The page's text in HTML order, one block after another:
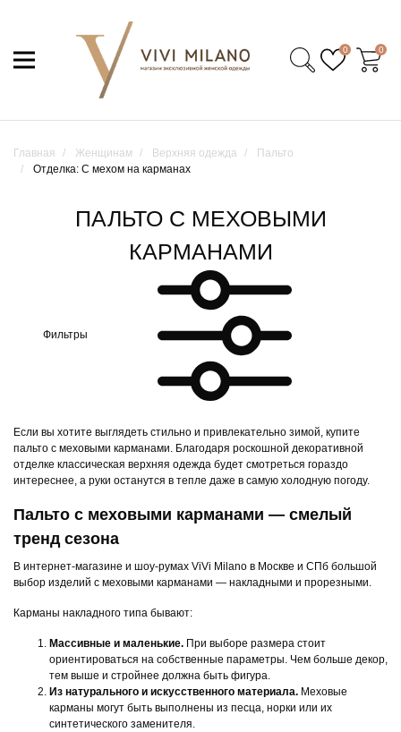
0 0
Главная Женщинам Верхняя одежда
Пальто
Отделка: С мехом на карманах
ПАЛЬТО С МЕХОВЫМИ
КАРМАНАМИ
Фильтры
Если вы хотите выглядеть стильно и привлекательно зимой, купите
пальто с меховыми карманами. Благодаря роскошной декоративной
отделке классическая верхняя одежда будет смотреться гораздо
интереснее, а руки останутся в тепле даже в самую холодную погоду.
Пальто с меховыми карманами — смелый
тренд сезона
В интернет-магазине и шоу-румах ViVi Milano в Москве и СПб большой
выбор изделий с меховыми карманами — накладными и прорезными.
Карманы накладного типа бывают:
Массивные и маленькие. При выборе размера стоит
ориентироваться на собственные параметры. Чем больше декор,
тем выше и стройнее должна быть фигура.
Из натурального и искусственного материала. Меховые
карманы могут быть выполнены из песца, норки или их
синтетического заменителя.